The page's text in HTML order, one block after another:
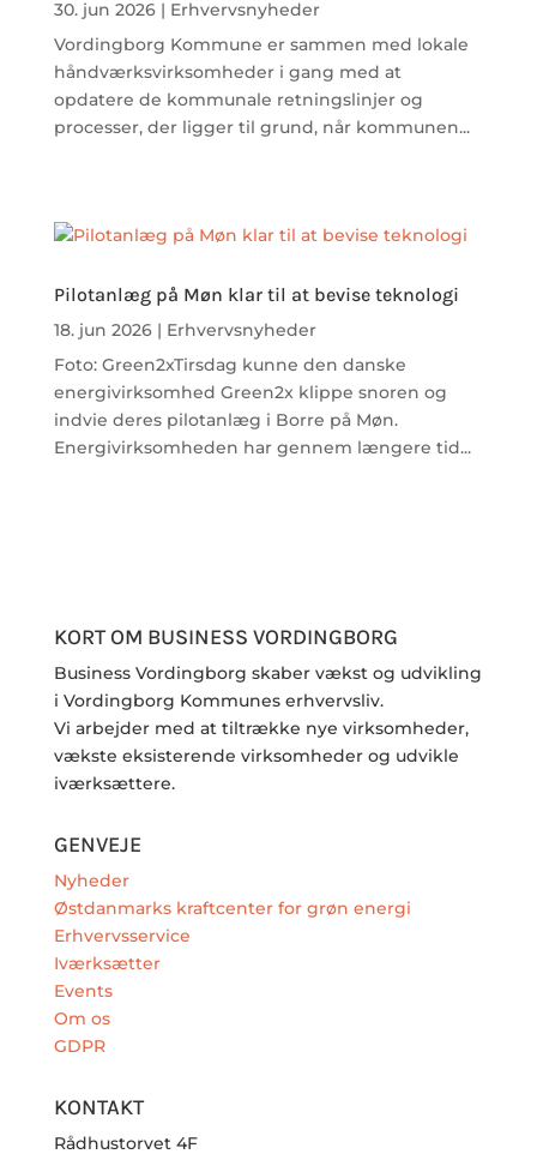
30. jun 2026| Erhvervsnyheder
Vordingborg Kommune er sammen med lokale
håndværksvirksomheder i gang med at
opdatere de kommunale retningslinjer og
processer, der ligger til grund, når kommunen...
Pilotanlæg på Møn klar til at bevise teknologi
18. jun 2026| Erhvervsnyheder
Foto: Green2xTirsdag kunne den danske
energivirksomhed Green2x klippe snoren og
indvie deres pilotanlæg i Borre på Møn.
Energivirksomheden har gennem længere tid...
KORT OM BUSINESS VORDINGBORG
Business Vordingborg skaber vækst og udvikling
i Vordingborg Kommunes erhvervsliv.
Vi arbejder med at tiltrække nye virksomheder,
vækste eksisterende virksomheder og udvikle
iværksættere.
GENVEJE
Nyheder
Østdanmarks kraftcenter for grøn energi
Erhvervsservice
Iværksætter
Events
Om os
GDPR
KONTAKT
Rådhustorvet 4F